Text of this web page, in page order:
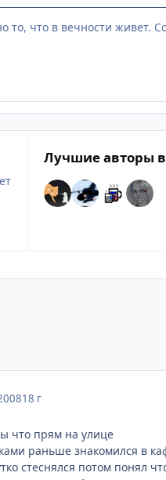
то, что в вечности живет.
Лучшие авторы
18 г
что прям на улице
раньше знакомился в
стеснялся потом понял